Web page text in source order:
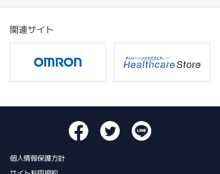
関連サイト
個人情報保護方針